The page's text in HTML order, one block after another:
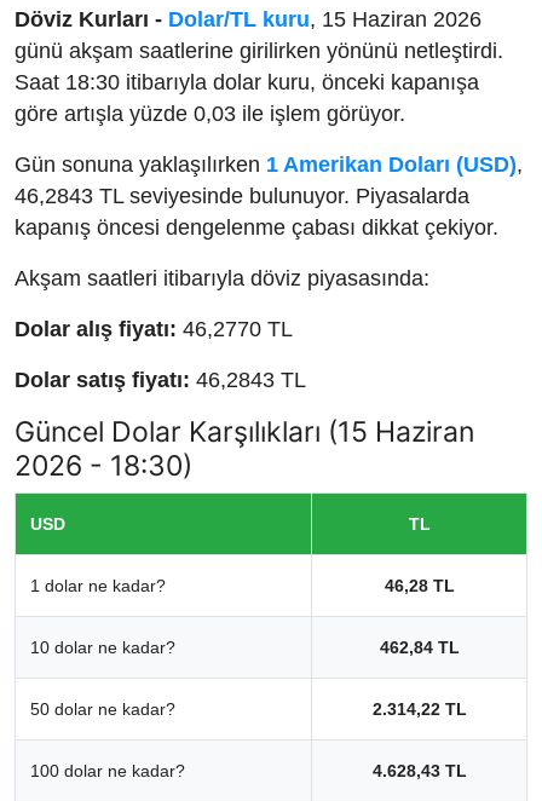
Döviz Kurları - Dolar/TL kuru, 15 Haziran 2026
günü akşam saatlerine girilirken yönünü netleştirdi.
Saat 18:30 itibarıyla dolar kuru, önceki kapanışa
göre artışla yüzde 0,03 ile işlem görüyor.
Gün sonuna yaklaşılırken 1 Amerikan Doları (USD),
46,2843 TL seviyesinde bulunuyor. Piyasalarda
kapanış öncesi dengelenme çabası dikkat çekiyor.
Akşam saatleri itibarıyla döviz piyasasında:
Dolar alış fiyatı: 46,2770 TL
Dolar satış fiyatı: 46,2843 TL
Güncel Dolar Karşılıkları (15 Haziran
2026 - 18:30)
USD TL
1 dolar ne kadar? 46,28 TL
10 dolar ne kadar? 462,84 TL
50 dolar ne kadar? 2.314,22 TL
100 dolar ne kadar? 4.628,43 TL